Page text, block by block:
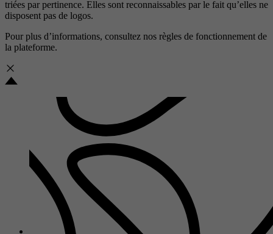
triées par pertinence. Elles sont reconnaissables par le fait qu’elles ne
disposent pas de logos.
Pour plus d’informations, consultez nos règles de fonctionnement de
la plateforme.